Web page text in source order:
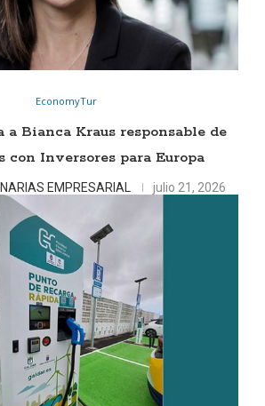
EconomyTur
a Bianca Kraus responsable de
con Inversores para Europa
EMPRESARIAL julio 21, 2026